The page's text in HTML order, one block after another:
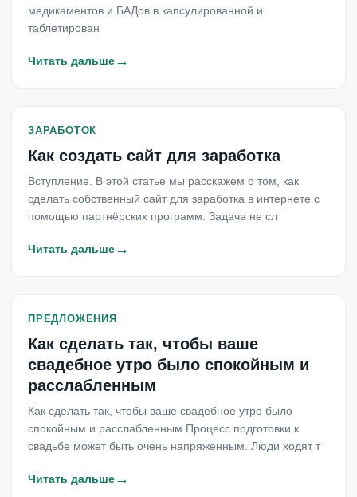
медикаментов и БАДов в капсулированной и
таблетирован
Читать дальше→
ЗАРАБОТОК
Как создать сайт для заработка
Вступление. В этой статье мы расскажем о том, как
сделать собственный сайт для заработка в интернете с
помощью партнёрских программ. Задача не сл
Читать дальше→
ПРЕДЛОЖЕНИЯ
Как сделать так, чтобы ваше
свадебное утро было спокойным и
расслабленным
Как сделать так, чтобы ваше свадебное утро было
спокойным и расслабленным Процесс подготовки к
свадьбе может быть очень напряженным. Люди ходят т
Читать дальше→